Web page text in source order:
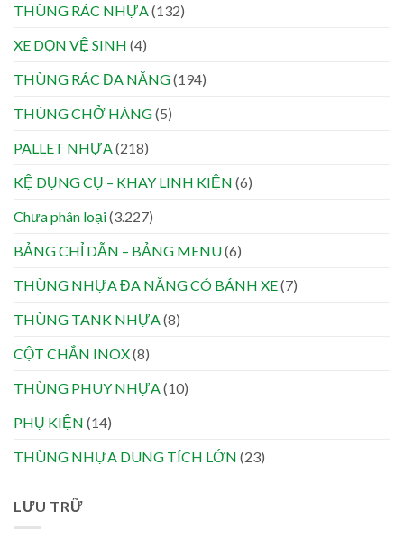
THÙNG RÁC NHỰA (132)
XE DỌN VỆ SINH (4)
THÙNG RÁC ĐA NĂNG(194)
THÙNG CHỞ HÀNG(5)
PALLET NHỰA (218)
KỆ DỤNG CỤ – KHAY LINH KIỆN (6)
Chưa phân loại(3.227)
BẢNG CHỈ DẪN – BẢNG MENU(6)
THÙNG NHỰA ĐA NĂNG CÓ BÁNH XE(7)
THÙNG TANK NHỰA (8)
CỘT CHẮN INOX(8)
THÙNG PHUY NHỰA (10)
PHỤ KIỆN (14)
THÙNG NHỰA DUNG TÍCH LỚN (23)
LƯU TRỮ